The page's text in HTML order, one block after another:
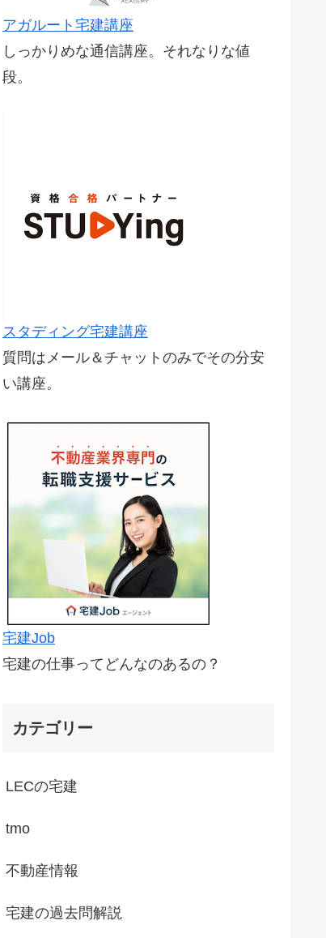
アガルート宅建講座
しっかりめな通信講座。それなりな値
段。
スタディング宅建講座
質問はメール＆チャットのみでその分安
い講座。
宅建Job
宅建の仕事ってどんなのあるの？
カテゴリー
LECの宅建
tmo
不動産情報
宅建の過去問解説